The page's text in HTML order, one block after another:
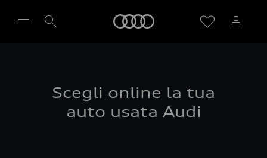
Scegli online la tua
auto usata Audi